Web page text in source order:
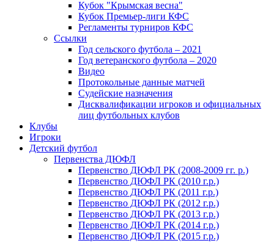
Кубок "Крымская весна"
Кубок Премьер-лиги КФС
Регламенты турниров КФС
Ссылки
Год сельского футбола – 2021
Год ветеранского футбола – 2020
Видео
Протокольные данные матчей
Судейские назначения
Дисквалификации игроков и официальных
лиц футбольных клубов
Клубы
Игроки
Детский футбол
Первенства ДЮФЛ
Первенство ДЮФЛ РК (2008-2009 гг. р.)
Первенство ДЮФЛ РК (2010 г.р.)
Первенство ДЮФЛ РК (2011 г.р.)
Первенство ДЮФЛ РК (2012 г.р.)
Первенство ДЮФЛ РК (2013 г.р.)
Первенство ДЮФЛ РК (2014 г.р.)
Первенство ДЮФЛ РК (2015 г.р.)